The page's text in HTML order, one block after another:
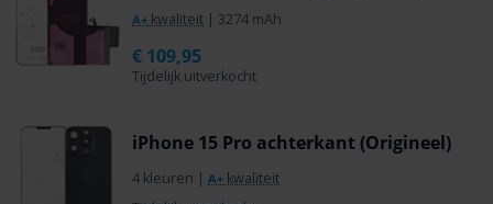
A+ kwaliteit | 3274 mAh
Tijdelijk uitverkocht
€ 109,95
iPhone 15 Pro achterkant (Origineel)
4 kleuren | A+ kwaliteit